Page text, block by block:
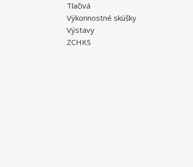
Tlačivá
Výkonnostné skúšky
Výstavy
ZCHKS